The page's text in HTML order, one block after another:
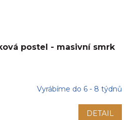
postel - masivní smrk
Vyrábíme do 6 - 8 týdnů
DETAIL